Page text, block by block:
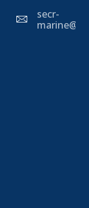
secr-